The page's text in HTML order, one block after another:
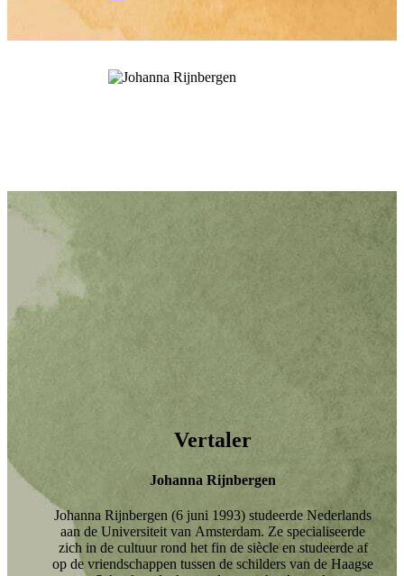
Vertaler
Johanna Rijnbergen
Johanna Rijnbergen (6 juni 1993) studeerde Nederlands
aan de Universiteit van Amsterdam. Ze specialiseerde
zich in de cultuur rond het fin de siècle en studeerde af
op de vriendschappen tussen de schilders van de Haagse